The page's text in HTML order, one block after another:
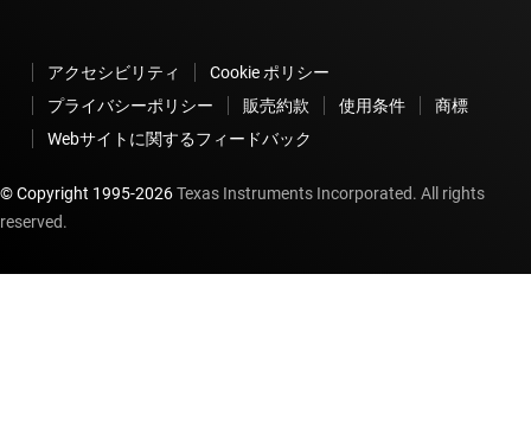
アクセシビリティ
Cookie ポリシー
プライバシーポリシー
販売約款 使用条件
商標
Webサイトに関するフィードバック
© Copyright 1995-2026Texas Instruments Incorporated. All rights
reserved.